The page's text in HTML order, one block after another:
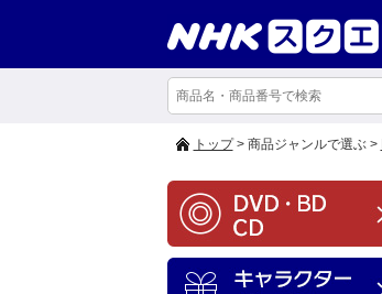
トップ> 商品ジャンルで選ぶ >